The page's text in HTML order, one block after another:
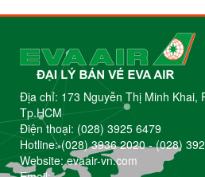
Địa chỉ: 173 Nguyễn Thị Minh Khai,
Tp.HCM
Điện thoại: (028) 3925 6479
Hotline:(028) 3936 2020-(028)
Website: evaair-vn.com